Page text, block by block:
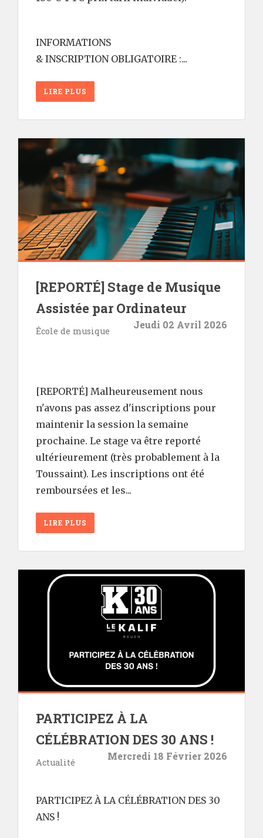
INFORMATIONS
& INSCRIPTION OBLIGATOIRE :...
LIRE PLUS
[REPORTÉ] Stage de Musique
Assistée par Ordinateur
École de musique
Jeudi 02 Avril 2026
[REPORTÉ] Malheureusement nous
n'avons pas assez d'inscriptions pour
maintenir la session la semaine
prochaine. Le stage va être reporté
ultérieurement (très probablement à la
Toussaint). Les inscriptions ont été
remboursées et les...
LIRE PLUS
PARTICIPEZ À LA
CÉLÉBRATION DES 30 ANS !
Actualité
Mercredi 18 Février 2026
PARTICIPEZ À LA CÉLÉBRATION DES 30
ANS !